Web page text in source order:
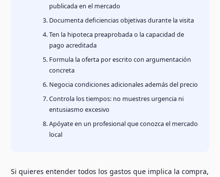
publicada en el mercado
Documenta deficiencias objetivas durante la visita
Ten la hipoteca preaprobada o la capacidad de
pago acreditada
Formula la oferta por escrito con argumentación
concreta
Negocia condiciones adicionales además del precio
Controla los tiempos: no muestres urgencia ni
entusiasmo excesivo
Apóyate en un profesional que conozca el mercado
local
Si quieres entender todos los gastos que implica la compra,